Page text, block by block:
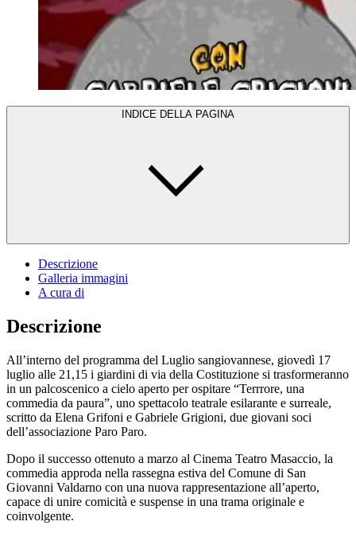
INDICE DELLA PAGINA
Descrizione
Galleria immagini
A cura di
Descrizione
All’interno del programma del Luglio sangiovannese, giovedì 17
luglio alle 21,15 i giardini di via della Costituzione si trasformeranno
in un palcoscenico a cielo aperto per ospitare “Terrrore, una
commedia da paura”, uno spettacolo teatrale esilarante e surreale,
scritto da Elena Grifoni e Gabriele Grigioni, due giovani soci
dell’associazione Paro Paro.
Dopo il successo ottenuto a marzo al Cinema Teatro Masaccio, la
commedia approda nella rassegna estiva del Comune di San
Giovanni Valdarno con una nuova rappresentazione all’aperto,
capace di unire comicità e suspense in una trama originale e
coinvolgente.